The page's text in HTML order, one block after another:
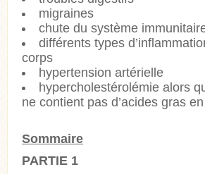
migraines
chute du système
différents types
corps
hypertension artérielle
hypercholestérolémie alors
ne contient pas d’acides gras
Sommaire
PARTIE 1